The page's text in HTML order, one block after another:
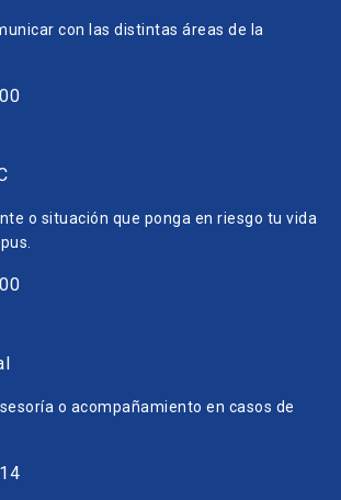
con las distintas áreas de la
o situación que ponga en riesgo tu vida
o acompañamiento en casos de